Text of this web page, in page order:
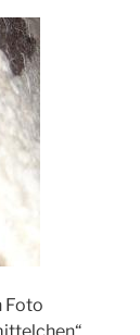
Foto